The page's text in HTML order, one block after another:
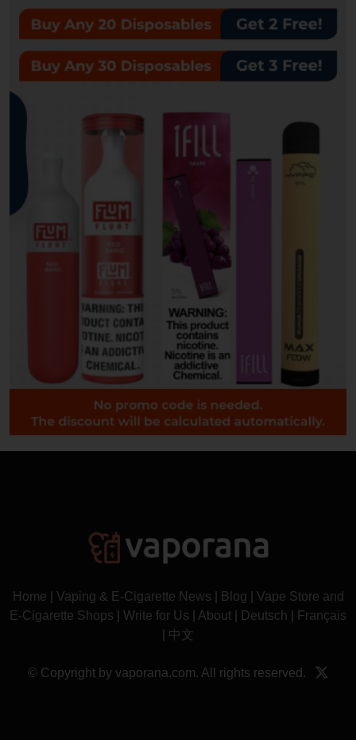
Home Vaping & E-Cigarette News Blog
Vape Store and
E-Cigarette Shops
Write for Us About Deutsch
Français
中文
© Copyright by vaporana.com. All rights reserved.